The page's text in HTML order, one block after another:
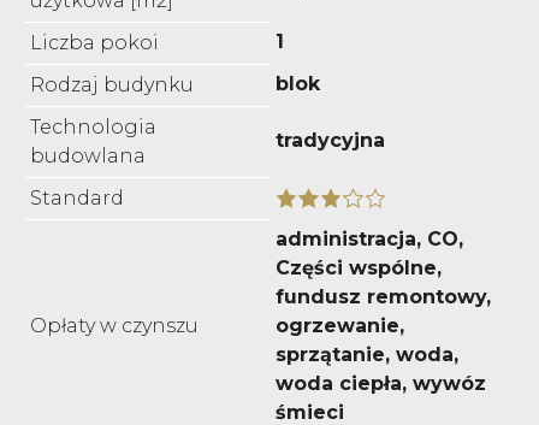
Liczba pokoi
1
Rodzaj budynku
blok
Technologia
budowlana
tradycyjna
Standard
Opłaty w czynszu
administracja, CO,
Części wspólne,
fundusz remontowy,
ogrzewanie,
sprzątanie, woda,
woda ciepła, wywóz
śmieci